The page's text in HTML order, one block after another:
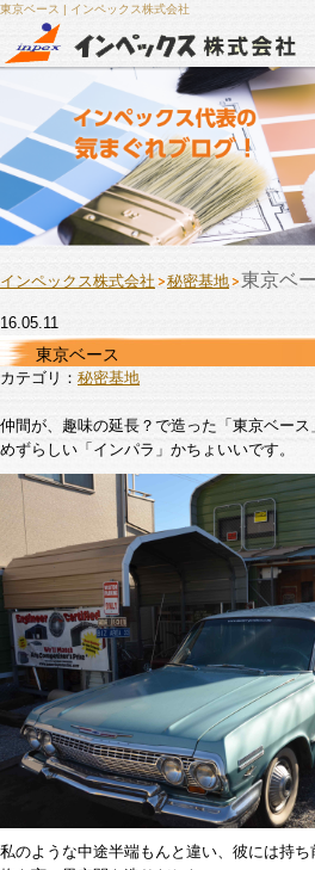
東京ベース | インペックス株式会社
インペックス株式会社 秘密基地 東京ベ
16.05.11
東京ベース
カテゴリ： 秘密基地
仲間が、趣味の延長？で造った「東京ベース
めずらしい「インパラ」かちょいいです。
私のような中途半端もんと違い、彼には持